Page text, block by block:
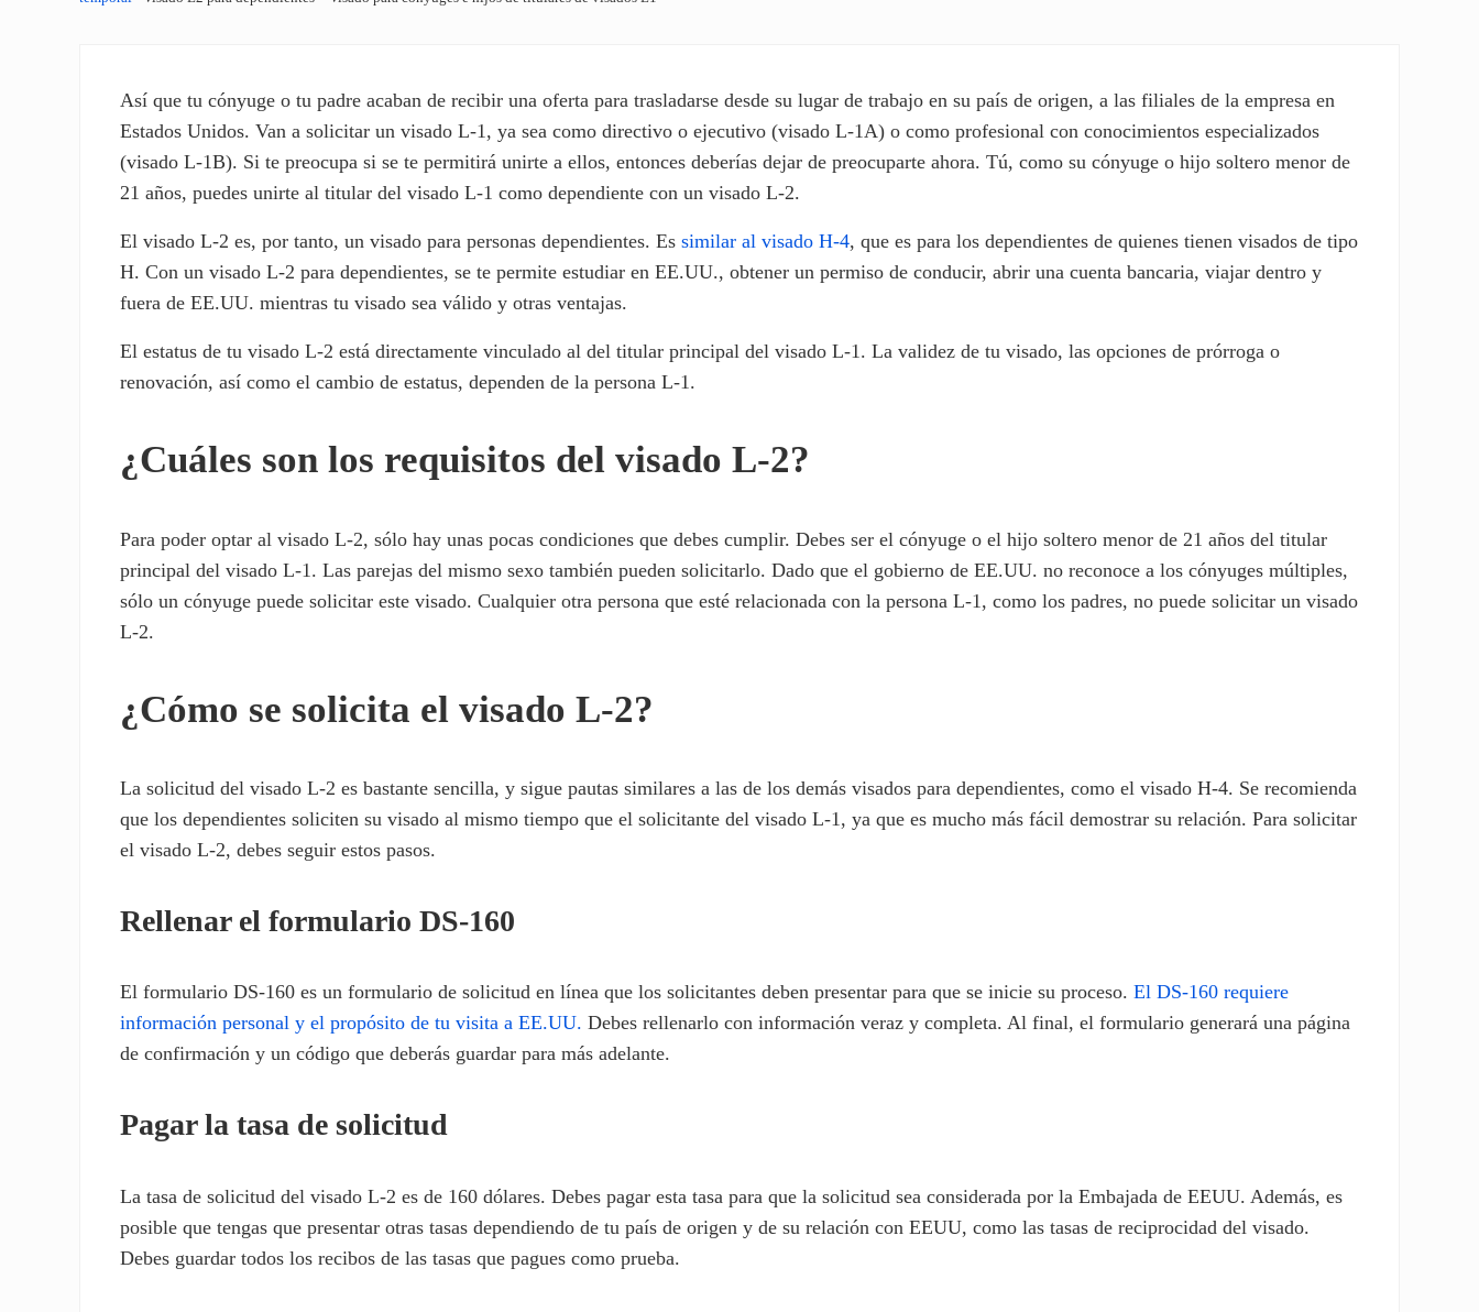
Así que tu cónyuge o tu padre acaban de recibir una oferta para trasladarse desde su lugar de trabajo en su país de origen, a las filiales de la empresa en
Estados Unidos. Van a solicitar un visado L-1, ya sea como directivo o ejecutivo (visado L-1A) o como profesional con conocimientos especializados
(visado L-1B). Si te preocupa si se te permitirá unirte a ellos, entonces deberías dejar de preocuparte ahora. Tú, como su cónyuge o hijo soltero menor de
21 años, puedes unirte al titular del visado L-1 como dependiente con un visado L-2.
El visado L-2 es, por tanto, un visado para personas dependientes. Es similar al visado H-4, que es para los dependientes de quienes tienen visados de tipo
H. Con un visado L-2 para dependientes, se te permite estudiar en EE.UU., obtener un permiso de conducir, abrir una cuenta bancaria, viajar dentro y
fuera de EE.UU. mientras tu visado sea válido y otras ventajas.
El estatus de tu visado L-2 está directamente vinculado al del titular principal del visado L-1. La validez de tu visado, las opciones de prórroga o
renovación, así como el cambio de estatus, dependen de la persona L-1.
¿Cuáles son los requisitos del visado L-2?
Para poder optar al visado L-2, sólo hay unas pocas condiciones que debes cumplir. Debes ser el cónyuge o el hijo soltero menor de 21 años del titular
principal del visado L-1. Las parejas del mismo sexo también pueden solicitarlo. Dado que el gobierno de EE.UU. no reconoce a los cónyuges múltiples,
sólo un cónyuge puede solicitar este visado. Cualquier otra persona que esté relacionada con la persona L-1, como los padres, no puede solicitar un visado
L-2.
¿Cómo se solicita el visado L-2?
La solicitud del visado L-2 es bastante sencilla, y sigue pautas similares a las de los demás visados para dependientes, como el visado H-4. Se recomienda
que los dependientes soliciten su visado al mismo tiempo que el solicitante del visado L-1, ya que es mucho más fácil demostrar su relación. Para solicitar
el visado L-2, debes seguir estos pasos.
Rellenar el formulario DS-160
El formulario DS-160 es un formulario de solicitud en línea que los solicitantes deben presentar para que se inicie su proceso.El DS-160 requiere
información personal y el propósito de tu visita a EE.UU. Debes rellenarlo con información veraz y completa. Al final, el formulario generará una página
de confirmación y un código que deberás guardar para más adelante.
Pagar la tasa de solicitud
La tasa de solicitud del visado L-2 es de 160 dólares. Debes pagar esta tasa para que la solicitud sea considerada por la Embajada de EEUU. Además, es
posible que tengas que presentar otras tasas dependiendo de tu país de origen y de su relación con EEUU, como las tasas de reciprocidad del visado.
Debes guardar todos los recibos de las tasas que pagues como prueba.